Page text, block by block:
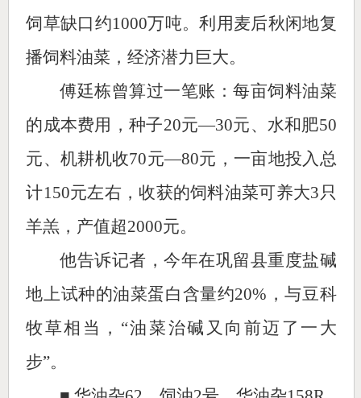
饲草缺口约1000万吨。利用麦后秋闲地复
播饲料油菜，经济潜力巨大。
傅廷栋曾算过一笔账：每亩饲料油菜
的成本费用，种子20元—30元、水和肥50
元、机耕机收70元—80元，一亩地投入总
计150元左右，收获的饲料油菜可养大3只
羊羔，产值超2000元。
他告诉记者，今年在巩留县重度盐碱
地上试种的油菜蛋白含量约20%，与豆科
牧草相当，“油菜治碱又向前迈了一大
步”。